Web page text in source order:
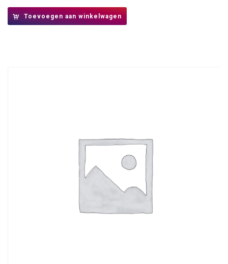
Toevoegen aan winkelwagen